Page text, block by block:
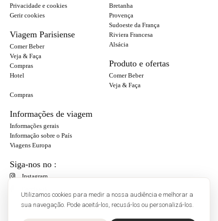
Utilizamos cookies para medir a nossa audiência e melhorar a
sua navegação. Pode aceitá-los, recusá-los ou personalizá-los.
Privacidade e cookies
Gerir cookies
Viagem Parisiense
Comer Beber
Veja & Faça
Compras
Hotel
Bretanha
Provença
Sudoeste da França
Riviera Francesa
Alsácia
Produto e ofertas
Comer Beber
Veja & Faça
Compras
Informações de viagem
Informações gerais
Informação sobre o País
Viagens Europa
Siga-nos no :
Instagram